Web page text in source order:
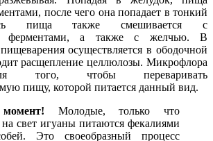
после чего она попадает в тонкий
пища также смешивается с
ферментами, а также с желчью. В
осуществляется в ободочной
расщепление целлюлозы. Микрофлора
того, чтобы переваривать
пищу, которой питается данный вид.
Молодые, только что
свет игуаны питаются фекалиями
Это своеобразный процесс